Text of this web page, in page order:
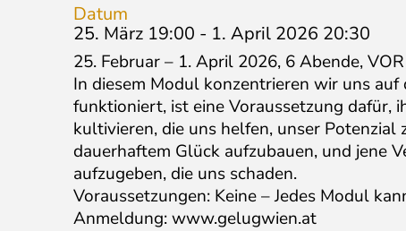
Datum
25. März 19:00 - 1. April 2026 20:30
25. Februar – 1. April 2026, 6 Abende,
In diesem Modul konzentrieren wir uns
funktioniert, ist eine Voraussetzung dafür,
kultivieren, die uns helfen, unser
dauerhaftem Glück aufzubauen, und jene
aufzugeben, die uns schaden.
Voraussetzungen: Keine – Jedes Modul
Anmeldung: www.gelugwien.at